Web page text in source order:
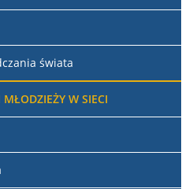
świata
W SIECI